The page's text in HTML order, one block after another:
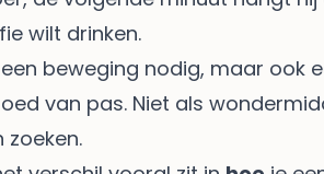
wilt drinken.
beweging nodig, maar ook
van pas. Niet als